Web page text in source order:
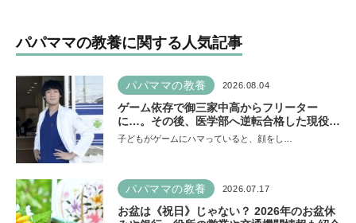
パパママの教養に関する人気記事
パパママの教養 2026.08.04
ゲーム依存で御三家中高からフリーター
に…。その後、医学部へ逆転合格した現役医
師が断言「ゲームの経験が受験勉強に役立っ
子どもがゲームにハマっていると、顔をし…
パパママの教養 2026.07.17
お盆は《祝日》じゃない？ 2026年のお盆休